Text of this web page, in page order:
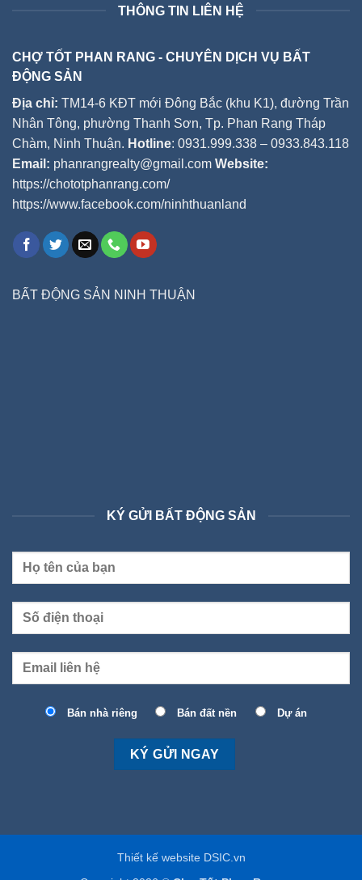
THÔNG TIN LIÊN HỆ
CHỢ TỐT PHAN RANG - CHUYÊN DỊCH VỤ BẤT
ĐỘNG SẢN
Địa chỉ: TM14-6 KĐT mới Đông Bắc (khu K1), đường Trần
Nhân Tông, phường Thanh Sơn, Tp. Phan Rang Tháp
Chàm, Ninh Thuận. Hotline: 0931.999.338 – 0933.843.118
Email: phanrangrealty@gmail.com Website:
https://chototphanrang.com/
https://www.facebook.com/ninhthuanland
BẤT ĐỘNG SẢN NINH THUẬN
KÝ GỬI BẤT ĐỘNG SẢN
Bán nhà riêng Bán đất nền Dự án
Thiết kế website DSIC.vn